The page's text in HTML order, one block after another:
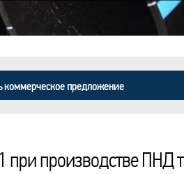
коммерческое предложение
при производстве ПНД